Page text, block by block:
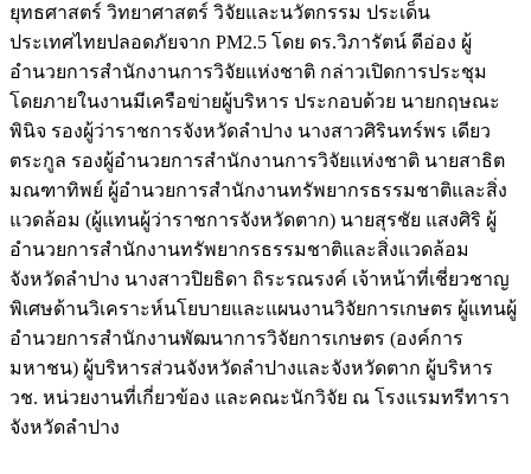
ยุทธศาสตร์ วิทยาศาสตร์ วิจัยและนวัตกรรม ประเด็น
ประเทศไทยปลอดภัยจาก PM2.5 โดย ดร.วิภารัตน์ ดีอ่อง ผู้
อำนวยการสำนักงานการวิจัยแห่งชาติ กล่าวเปิดการประชุม
โดยภายในงานมีเครือข่ายผู้บริหาร ประกอบด้วย นายกฤษณะ
พินิจ รองผู้ว่าราชการจังหวัดลำปาง นางสาวศิรินทร์พร เดียว
ตระกูล รองผู้อำนวยการสำนักงานการวิจัยแห่งชาติ นายสาธิต
มณฑาทิพย์ ผู้อำนวยการสำนักงานทรัพยากรธรรมชาติและสิ่ง
แวดล้อม (ผู้แทนผู้ว่าราชการจังหวัดตาก) นายสุรชัย แสงศิริ ผู้
อำนวยการสำนักงานทรัพยากรธรรมชาติและสิ่งแวดล้อม
จังหวัดลำปาง นางสาวปิยธิดา ถิระรณรงค์ เจ้าหน้าที่เชี่ยวชาญ
พิเศษด้านวิเคราะห์นโยบายและแผนงานวิจัยการเกษตร ผู้แทนผู้
อำนวยการสำนักงานพัฒนาการวิจัยการเกษตร (องค์การ
มหาชน) ผู้บริหารส่วนจังหวัดลำปางและจังหวัดตาก ผู้บริหาร
วช. หน่วยงานที่เกี่ยวข้อง และคณะนักวิจัย ณ โรงแรมทรีทารา
จังหวัดลำปาง